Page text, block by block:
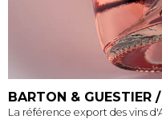
BARTON & GUESTIER
La référence export des vins